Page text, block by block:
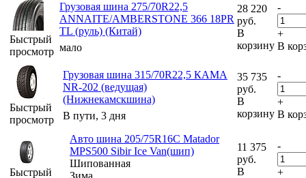
Быстрый
просмотр
Грузовая шина 275/70R22,5
ANNAITE/AMBERSTONE 366 18PR
TL (руль) (Китай)
мало
28 220
руб.
В
корзину
-
+
В
Быстрый
просмотр
Грузовая шина 315/70R22,5 КАМА
NR-202 (ведущая)
(Нижнекамскшина)
В пути, 3 дня
35 735
руб.
В
корзину
-
+
В
Быстрый
Авто шина 205/75R16C Matador
MPS500 Sibir Ice Van(шип)
Шипованная
11 375
руб.
В
-
+